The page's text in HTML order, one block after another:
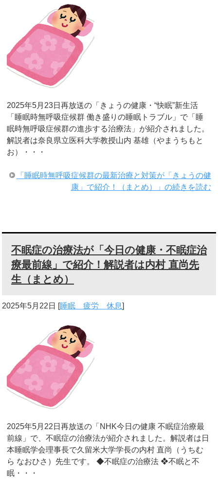
2025年5月23日再放送の「きょうの健康・“快眠”新生活
「睡眠時無呼吸症候群 働き盛りの睡眠トラブル」で「睡
眠時無呼吸症候群の進歩する治療法」が紹介されました。
解説者は奈良県立医科大学教授山内 基雄（やまうちもと
お）・・・
「睡眠時無呼吸症候群の最新治療と対策が「きょうの健
康」で紹介！（まとめ）」の続きを読む
不眠症の治療法が「今日の健康・不眠症治
療最前線」で紹介！解説者は内村 直尚先
生（まとめ）
2025年5月22日 [睡眠 疲労 休息]
2025年5月22日再放送の「NHK今日の健康 不眠症治療最
前線」で、不眠症の治療法が紹介されました。解説者は日
本睡眠学会理事長で久留米大学学長の内村 直尚（うちむ
ら なおひさ）先生です。 ◆不眠症の治療法 ❖不眠と不
眠・・・